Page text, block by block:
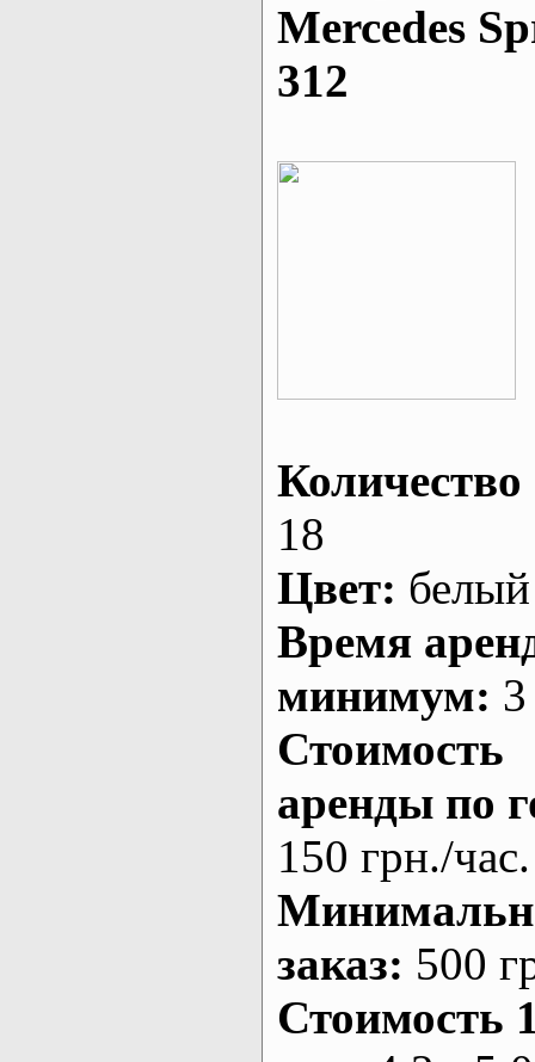
Mеrcedes
312
Количество
18
Цвет: белый
Время
минимум:
Стоимость
аренды по
150 грн./час.
заказ: 500
Стоимость